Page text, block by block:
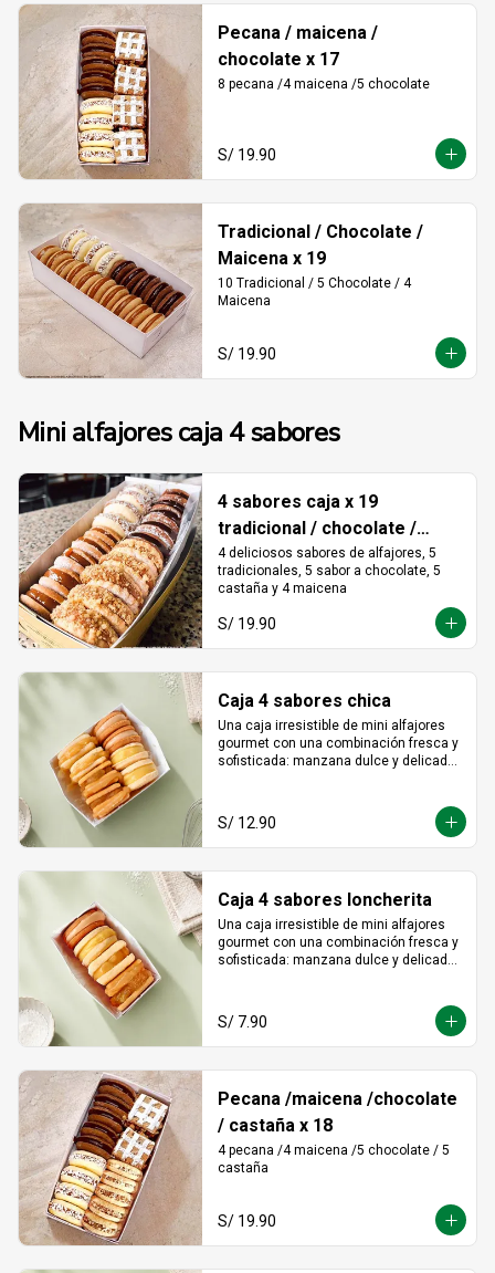
Pecana / maicena /
chocolate x 17
8 pecana /4 maicena /5 chocolate
S/ 19.90
Tradicional / Chocolate /
Maicena x 19
10 Tradicional / 5 Chocolate / 4
Maicena
S/ 19.90
Mini alfajores caja 4 sabores
4 sabores caja x 19
tradicional / chocolate /
castaña / maicena
4 deliciosos sabores de alfajores, 5
tradicionales, 5 sabor a chocolate, 5
castaña y 4 maicena
S/ 19.90
Caja 4 sabores chica
Una caja irresistible de mini alfajores
gourmet con una combinación fresca y
sofisticada: manzana dulce y delicada,
equilibrio perfecto entre acidez y
dulzura en cada bocado, ideal para
sorprender y disfrutar.
S/ 12.90
Caja 4 sabores loncherita
Una caja irresistible de mini alfajores
gourmet con una combinación fresca y
sofisticada: manzana dulce y delicada,
equilibrio perfecto entre acidez y
dulzura en cada bocado, ideal para
sorprender y disfrutar.
S/ 7.90
Pecana /maicena /chocolate
/ castaña x 18
4 pecana /4 maicena /5 chocolate / 5
castaña
S/ 19.90